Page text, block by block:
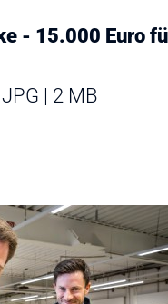
- 15.000 Euro
JPG 2 MB